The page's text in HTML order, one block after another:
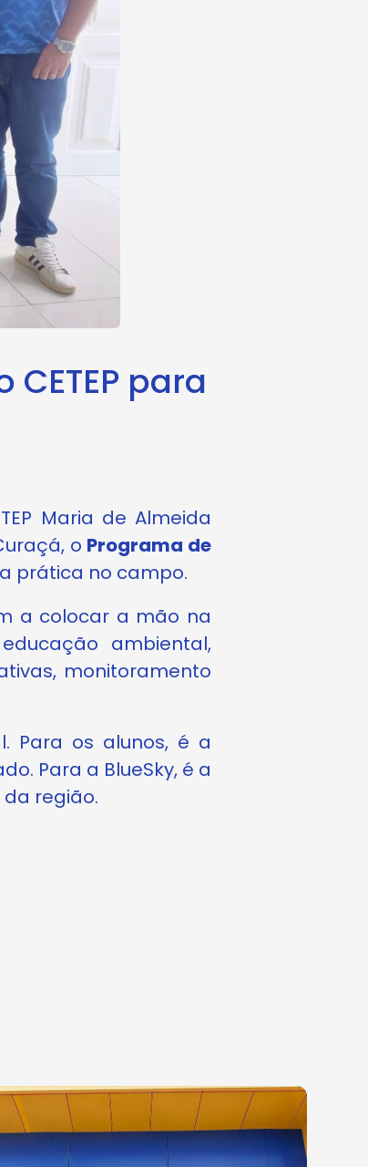
para
Maria de Almeida
o Programa de
prática no campo.
a colocar a mão na
ambiental,
monitoramento
Para os alunos, é a
Para a BlueSky, é a
região.